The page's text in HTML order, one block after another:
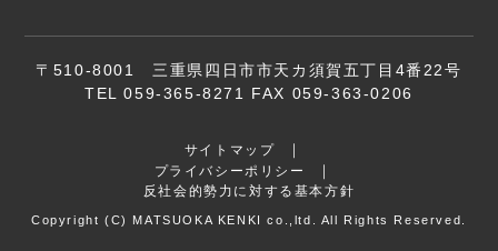
〒510-8001 三重県四日市市天カ須賀五丁目4番22号
TEL 059-365-8271 FAX 059-363-0206
サイトマップ
プライバシーポリシー
反社会的勢力に対する基本方針
Copyright (C) MATSUOKA KENKI co.,ltd. All Rights Reserved.